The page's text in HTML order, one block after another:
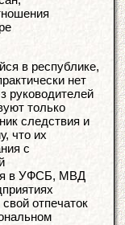
в республике,
нет
руководителей
только
следствия и
что их
с
в УФСБ, МВД
отпечаток